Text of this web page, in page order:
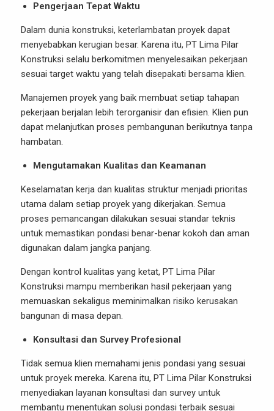
Pengerjaan Tepat Waktu
Dalam dunia konstruksi, keterlambatan proyek dapat
menyebabkan kerugian besar. Karena itu, PT Lima Pilar
Konstruksi selalu berkomitmen menyelesaikan pekerjaan
sesuai target waktu yang telah disepakati bersama klien.
Manajemen proyek yang baik membuat setiap tahapan
pekerjaan berjalan lebih terorganisir dan efisien. Klien pun
dapat melanjutkan proses pembangunan berikutnya tanpa
hambatan.
Mengutamakan Kualitas dan Keamanan
Keselamatan kerja dan kualitas struktur menjadi prioritas
utama dalam setiap proyek yang dikerjakan. Semua
proses pemancangan dilakukan sesuai standar teknis
untuk memastikan pondasi benar-benar kokoh dan aman
digunakan dalam jangka panjang.
Dengan kontrol kualitas yang ketat, PT Lima Pilar
Konstruksi mampu memberikan hasil pekerjaan yang
memuaskan sekaligus meminimalkan risiko kerusakan
bangunan di masa depan.
Konsultasi dan Survey Profesional
Tidak semua klien memahami jenis pondasi yang sesuai
untuk proyek mereka. Karena itu, PT Lima Pilar Konstruksi
menyediakan layanan konsultasi dan survey untuk
membantu menentukan solusi pondasi terbaik sesuai